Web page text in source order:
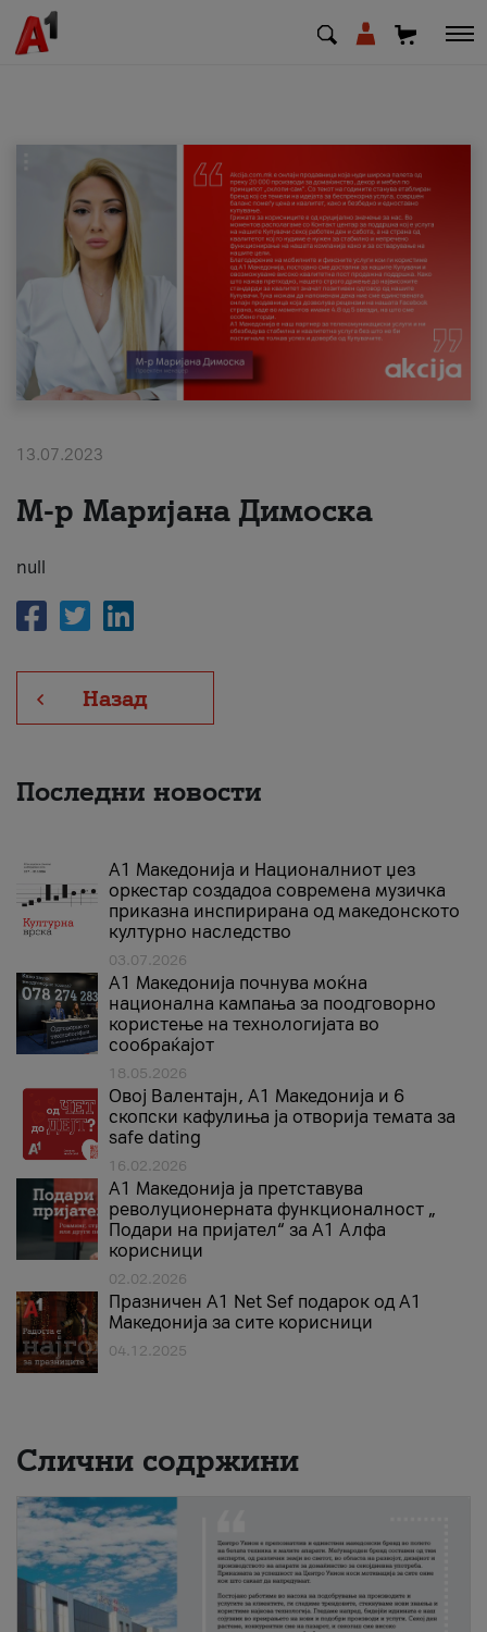
EN SQ
Приватни Деловни
Поддршка
За нас
#ПодобарОнлајн
13.07.2023
М-р Маријана Димоска
null
Назад
Последни новости
А1 Македонија и Националниот џез
оркестар создадоа современа музичка
приказна инспирирана од македонското
културно наследство
03.07.2026
A1 Македонија почнува моќна
национална кампања за поодговорно
користење на технологијата во
сообраќајот
18.05.2026
Овој Валентајн, A1 Македонија и 6
скопски кафулиња ја отворија темата за
safe dating
16.02.2026
А1 Македонија ја претставува
револуционерната функционалност „
Подари на пријател“ за А1 Алфа
корисници
02.02.2026
Празничен A1 Net Sеf подарок од А1
Македонија за сите корисници
04.12.2025
Слични содржини